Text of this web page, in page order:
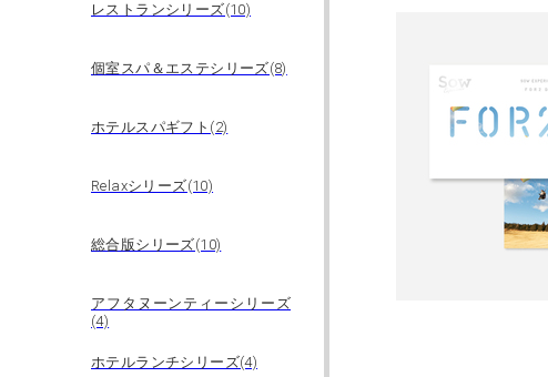
レストランシリーズ(10)
個室スパ＆エステシリーズ(8)
ホテルスパギフト(2)
Relaxシリーズ(10)
総合版シリーズ(10)
アフタヌーンティーシリーズ
(4)
ホテルランチシリーズ(4)